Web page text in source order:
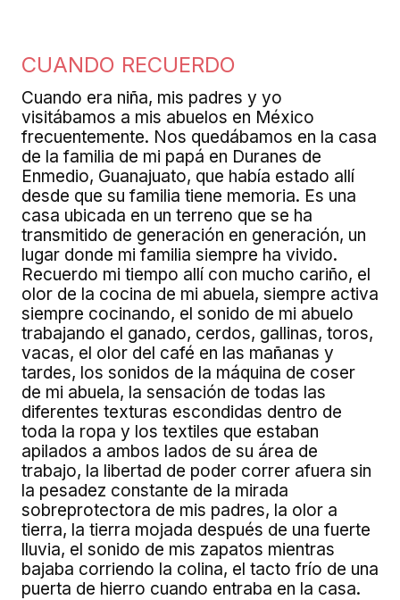
CUANDO RECUERDO
Cuando era niña, mis padres y yo
visitábamos a mis abuelos en México
frecuentemente. Nos quedábamos en la casa
de la familia de mi papá en Duranes de
Enmedio, Guanajuato, que había estado allí
desde que su familia tiene memoria. Es una
casa ubicada en un terreno que se ha
transmitido de generación en generación, un
lugar donde mi familia siempre ha vivido.
Recuerdo mi tiempo allí con mucho cariño, el
olor de la cocina de mi abuela, siempre activa
siempre cocinando, el sonido de mi abuelo
trabajando el ganado, cerdos, gallinas, toros,
vacas, el olor del café en las mañanas y
tardes, los sonidos de la máquina de coser
de mi abuela, la sensación de todas las
diferentes texturas escondidas dentro de
toda la ropa y los textiles que estaban
apilados a ambos lados de su área de
trabajo, la libertad de poder correr afuera sin
la pesadez constante de la mirada
sobreprotectora de mis padres, la olor a
tierra, la tierra mojada después de una fuerte
lluvia, el sonido de mis zapatos mientras
bajaba corriendo la colina, el tacto frío de una
puerta de hierro cuando entraba en la casa.